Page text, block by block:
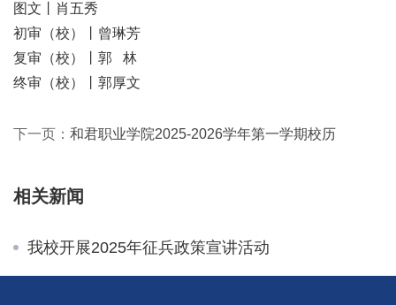
图文 丨肖五秀
初审（校）丨曾琳芳
复审（校）丨郭 林
终审（校）丨郭厚文
下一页： 和君职业学院2025-2026学年第一学期校历
相关新闻
我校开展2025年征兵政策宣讲活动